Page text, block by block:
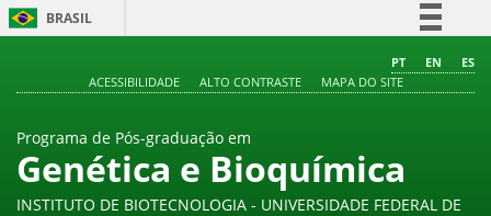
BRASIL
Comunica BR
Acesso à informação
Legislação
PT EN
ES
ACESSIBILIDADE
ALTO CONTRASTE MAPA DO SITE
Programa de Pós-graduação em
Genética e Bioquímica
INSTITUTO DE BIOTECNOLOGIA - UNIVERSIDADE FEDERAL DE